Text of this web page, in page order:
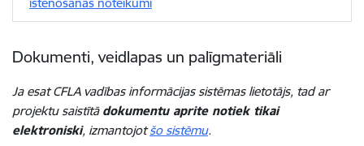
Dokumenti, veidlapas un palīgmateriāli
Ja esat CFLA vadības informācijas sistēmas lietotājs, tad ar
projektu saistītā dokumentu aprite notiek tikai
elektroniski, izmantojotšo sistēmu.